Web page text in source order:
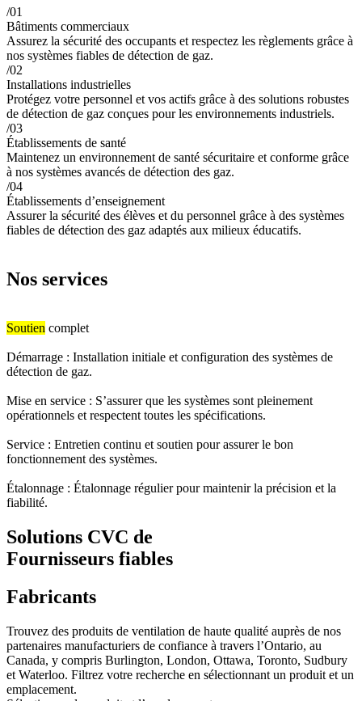
/01
Bâtiments commerciaux
Assurez la sécurité des occupants et respectez les règlements grâce à
nos systèmes fiables de détection de gaz.
/02
Installations industrielles
Protégez votre personnel et vos actifs grâce à des solutions robustes
de détection de gaz conçues pour les environnements industriels.
/03
Établissements de santé
Maintenez un environnement de santé sécuritaire et conforme grâce
à nos systèmes avancés de détection des gaz.
/04
Établissements d’enseignement
Assurer la sécurité des élèves et du personnel grâce à des systèmes
fiables de détection des gaz adaptés aux milieux éducatifs.
Nos services
Soutien complet
Démarrage : Installation initiale et configuration des systèmes de
détection de gaz.
Mise en service : S’assurer que les systèmes sont pleinement
opérationnels et respectent toutes les spécifications.
Service : Entretien continu et soutien pour assurer le bon
fonctionnement des systèmes.
Étalonnage : Étalonnage régulier pour maintenir la précision et la
fiabilité.
Solutions CVC de
Fournisseurs fiables
Fabricants
Trouvez des produits de ventilation de haute qualité auprès de nos
partenaires manufacturiers de confiance à travers l’Ontario, au
Canada, y compris Burlington, London, Ottawa, Toronto, Sudbury
et Waterloo. Filtrez votre recherche en sélectionnant un produit et un
emplacement.